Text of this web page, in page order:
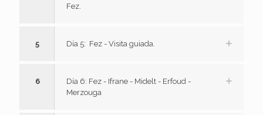
Fez.
5 Día 5: Fez - Visita guiada.
6
Día 6: Fez - Ifrane - Midelt - Erfoud -
Merzouga